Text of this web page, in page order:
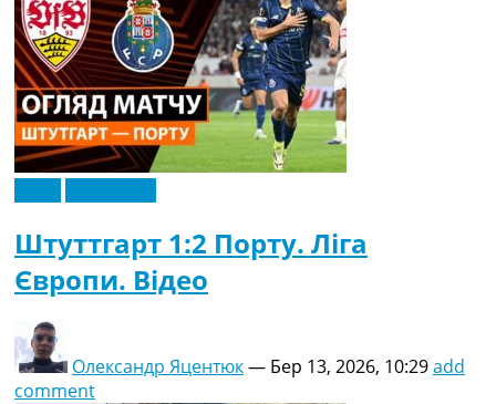
Штуттгарт 1:2 Порту. Ліга
Європи. Відео
Олександр Яцентюк— Бер 13, 2026, 10:29add
comment